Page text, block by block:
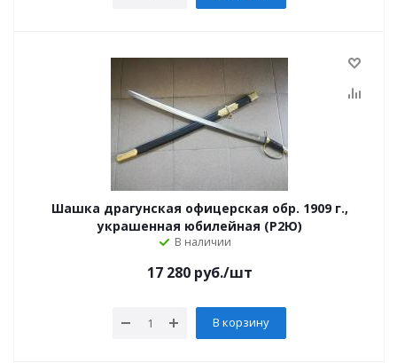
Шашка драгунская офицерская обр. 1909 г.,
украшенная юбилейная (Р2Ю)
В наличии
17 280руб./шт
В корзину